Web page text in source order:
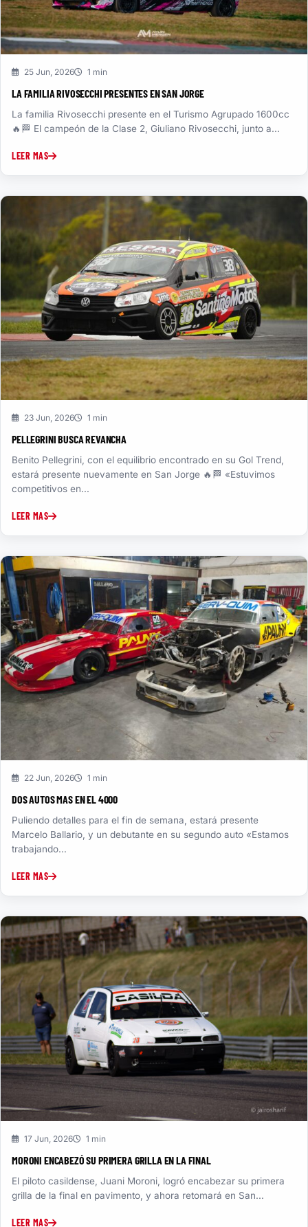
25 Jun, 2026 1 min
LA FAMILIA RIVOSECCHI PRESENTES EN SAN JORGE
La familia Rivosecchi presente en el Turismo Agrupado 1600cc
🔥🏁 El campeón de la Clase 2, Giuliano Rivosecchi, junto a...
LEER MAS
23 Jun, 2026 1 min
PELLEGRINI BUSCA REVANCHA
Benito Pellegrini, con el equilibrio encontrado en su Gol Trend,
estará presente nuevamente en San Jorge 🔥🏁 «Estuvimos
competitivos en...
LEER MAS
22 Jun, 2026 1 min
DOS AUTOS MAS EN EL 4000
Puliendo detalles para el fin de semana, estará presente
Marcelo Ballario, y un debutante en su segundo auto «Estamos
trabajando...
LEER MAS
17 Jun, 2026 1 min
MORONI ENCABEZÓ SU PRIMERA GRILLA EN LA FINAL
El piloto casildense, Juani Moroni, logró encabezar su primera
grilla de la final en pavimento, y ahora retomará en San...
LEER MAS